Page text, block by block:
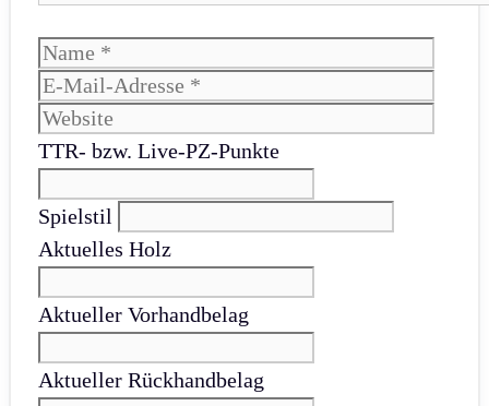
Name
TTR- bzw. Live-PZ-Punkte
Spielstil
Aktuelles Holz
Aktueller Vorhandbelag
Aktueller Rückhandbelag